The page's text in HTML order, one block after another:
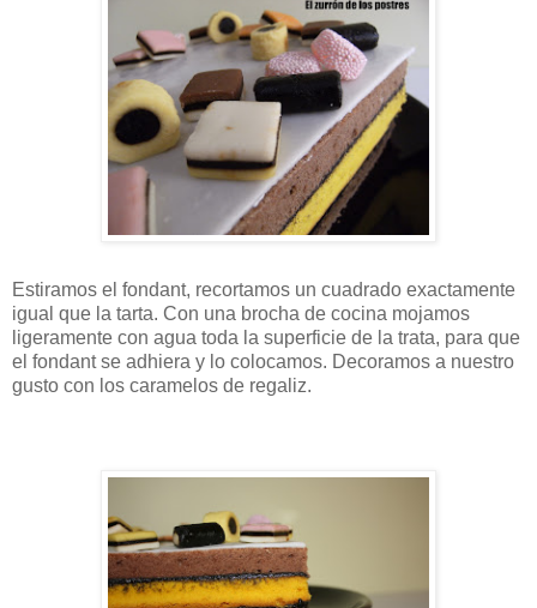
Estiramos el fondant, recortamos un cuadrado exactamente
igual que la tarta. Con una brocha de cocina mojamos
ligeramente con agua toda la superficie de la trata, para que
el fondant se adhiera y lo colocamos. Decoramos a nuestro
gusto con los caramelos de regaliz.